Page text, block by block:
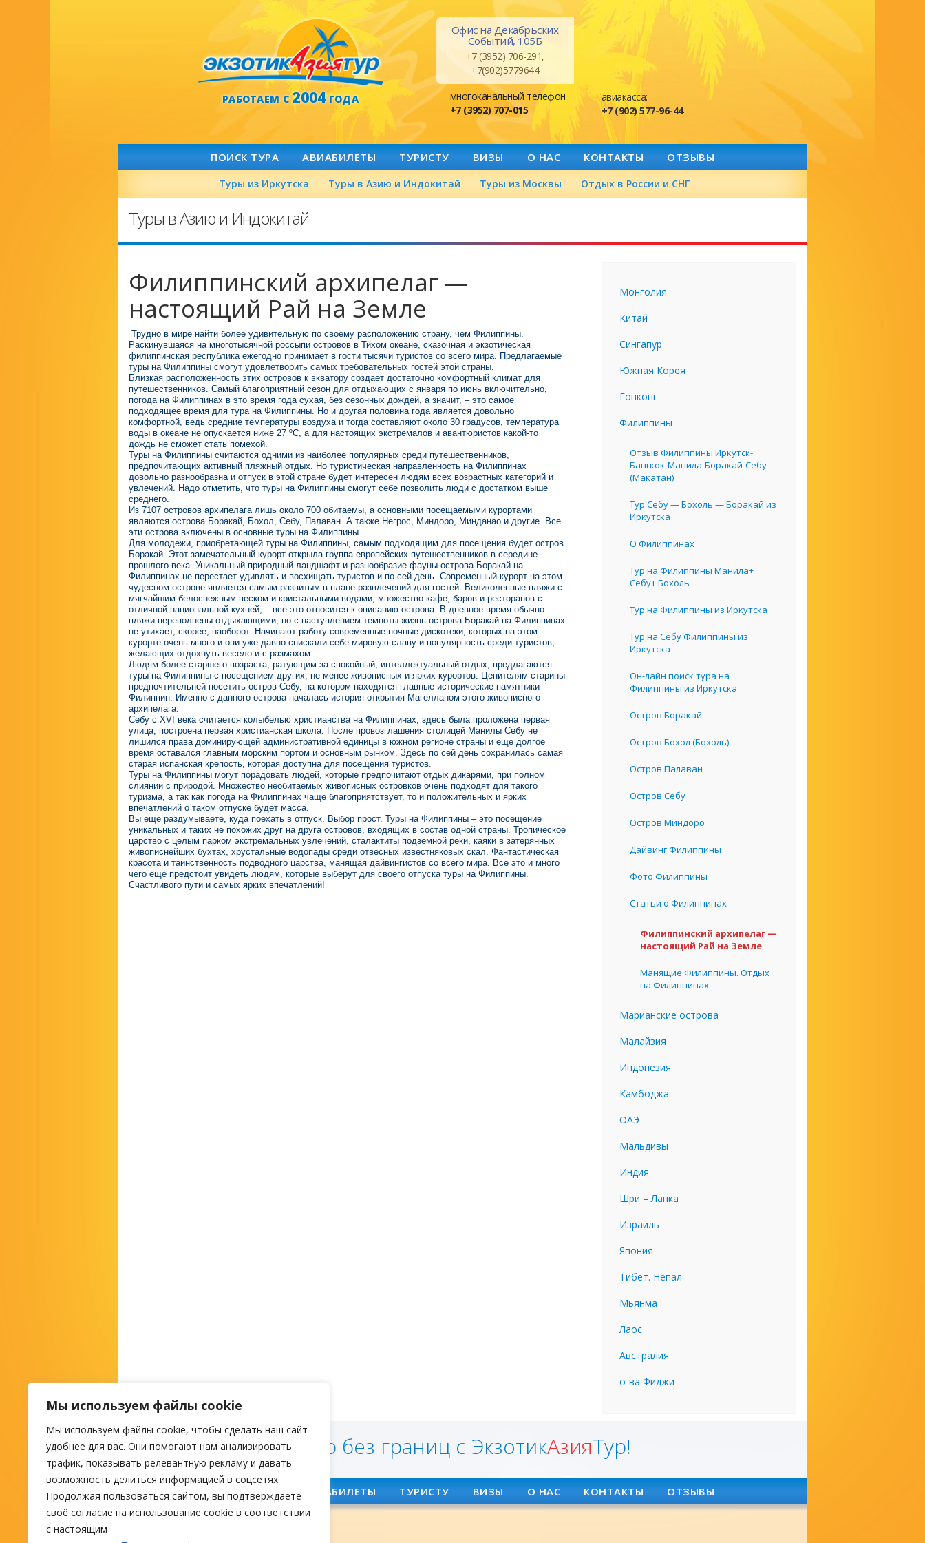
Мы используем файлы cookie
Мы используем файлы cookie, чтобы сделать наш сайт
удобнее для вас. Они помогают нам анализировать
трафик, показывать релевантную рекламу и давать
возможность делиться информацией в соцсетях.
Продолжая пользоваться сайтом, вы подтверждаете
своё согласие на использование cookie в соответствии
с настоящим
РАБОТАЕМ С2004ГОДА
Офис на Декабрьских
Событий, 105Б
+7 (3952) 706-291,
+7(902)5779644
многоканальный телефон
+7 (3952) 707-015
авиакасса:
+7 (902) 577-96-44
ПОИСК ТУРА АВИАБИЛЕТЫ ТУРИСТУ ВИЗЫ О НАС КОНТАКТЫ ОТЗЫВЫ
Туры из Иркутска Туры в Азию и Индокитай Туры из Москвы Отдых в России и СНГ
Туры в Азию и Индокитай
Филиппинский архипелаг —
настоящий Рай на Земле
Трудно в мире найти более удивительную по своему расположению страну, чем Филиппины.
Раскинувшаяся на многотысячной россыпи островов в Тихом океане, сказочная и экзотическая
филиппинская республика ежегодно принимает в гости тысячи туристов со всего мира. Предлагаемые
туры на Филиппины смогут удовлетворить самых требовательных гостей этой страны.
Близкая расположенность этих островов к экватору создает достаточно комфортный климат для
путешественников. Самый благоприятный сезон для отдыхающих с января по июнь включительно,
погода на Филиппинах в это время года сухая, без сезонных дождей, а значит, – это самое
подходящее время для тура на Филиппины. Но и другая половина года является довольно
комфортной, ведь средние температуры воздуха и тогда составляют около 30 градусов, температура
воды в океане не опускается ниже 27 ºC, а для настоящих экстремалов и авантюристов какой-то
дождь не сможет стать помехой.
Туры на Филиппины считаются одними из наиболее популярных среди путешественников,
предпочитающих активный пляжный отдых. Но туристическая направленность на Филиппинах
довольно разнообразна и отпуск в этой стране будет интересен людям всех возрастных категорий и
увлечений. Надо отметить, что туры на Филиппины смогут себе позволить люди с достатком выше
среднего.
Из 7107 островов архипелага лишь около 700 обитаемы, a основными посещаемыми курортами
являются острова Боракай, Бохол, Себу, Палаван. А также Негрос, Миндоро, Минданао и другие. Все
эти острова включены в основные туры на Филиппины.
Для молодежи, приобретающей туры на Филиппины, самым подходящим для посещения будет остров
Боракай. Этот замечательный курорт открыла группа европейских путешественников в середине
прошлого века. Уникальный природный ландшафт и разнообразие фауны острова Боракай на
Филиппинах не перестает удивлять и восхищать туристов и по сей день. Современный курорт на этом
чудесном острове является самым развитым в плане развлечений для гостей. Великолепные пляжи с
мягчайшим белоснежным песком и кристальными водами, множество кафе, баров и ресторанов с
отличной национальной кухней, – все это относится к описанию острова. В дневное время обычно
пляжи переполнены отдыхающими, но с наступлением темноты жизнь острова Боракай на Филиппинах
не утихает, скорее, наоборот. Начинают работу современные ночные дискотеки, которых на этом
курорте очень много и они уже давно снискали себе мировую славу и популярность среди туристов,
желающих отдохнуть весело и с размахом.
Людям более старшего возраста, ратующим за спокойный, интеллектуальный отдых, предлагаются
туры на Филиппины с посещением других, не менее живописных и ярких курортов. Ценителям старины
предпочтительней посетить остров Себу, на котором находятся главные исторические памятники
Филиппин. Именно с данного острова началась история открытия Магелланом этого живописного
архипелага.
Себу с XVI века считается колыбелью христианства на Филиппинах, здесь была проложена первая
улица, построена первая христианская школа. После провозглашения столицей Манилы Себу не
лишился права доминирующей административной единицы в южном регионе страны и еще долгое
время оставался главным морским портом и основным рынком. Здесь по сей день сохранилась самая
старая испанская крепость, которая доступна для посещения туристов.
Туры на Филиппины могут порадовать людей, которые предпочитают отдых дикарями, при полном
слиянии с природой. Множество необитаемых живописных островков очень подходят для такого
туризма, а так как погода на Филиппинах чаще благоприятствует, то и положительных и ярких
впечатлений о таком отпуске будет масса.
Вы еще раздумываете, куда поехать в отпуск. Выбор прост. Туры на Филиппины – это посещение
уникальных и таких не похожих друг на друга островов, входящих в состав одной страны. Тропическое
царство с целым парком экстремальных увлечений, сталактиты подземной реки, каяки в затерянных
живописнейших бухтах, хрустальные водопады среди отвесных известняковых скал. Фантастическая
красота и таинственность подводного царства, манящая дайвингистов со всего мира. Все это и много
чего еще предстоит увидеть людям, которые выберут для своего отпуска туры на Филиппины.
Счастливого пути и самых ярких впечатлений!
Монголия
Китай
Сингапур
Южная Корея
Гонконг
Филиппины
Отзыв Филиппины Иркутск-
Бангкок-Манила-Боракай-Себу
(Макатан)
Тур Себу — Бохоль — Боракай из
Иркутска
О Филиппинах
Тур на Филиппины Манила+
Себу+ Бохоль
Тур на Филиппины из Иркутска
Тур на Себу Филиппины из
Иркутска
Он-лайн поиск тура на
Филиппины из Иркутска
Остров Боракай
Остров Бохол (Бохоль)
Остров Палаван
Остров Себу
Остров Миндоро
Дайвинг Филиппины
Фото Филиппины
Статьи о Филиппинах
Филиппинский архипелаг —
настоящий Рай на Земле
Манящие Филиппины. Отдых
на Филиппинах.
Марианские острова
Малайзия
Индонезия
Камбоджа
ОАЭ
Мальдивы
Индия
Шри – Ланка
Израиль
Япония
Тибет. Непал
Мьянма
Лаос
Австралия
о-ва Фиджи
Мир без границ с ЭкзотикАзияТур!
ПОИСК ТУРА АВИАБИЛЕТЫ ТУРИСТУ ВИЗЫ О НАС КОНТАКТЫ ОТЗЫВЫ